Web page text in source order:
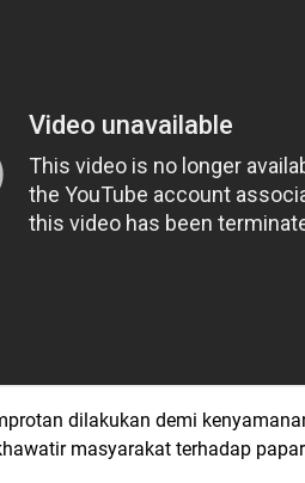
dilakukan demi
masyarakat terhadap